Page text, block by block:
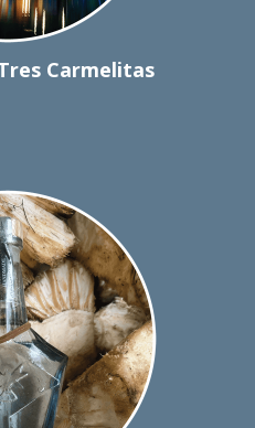
Carmelitas